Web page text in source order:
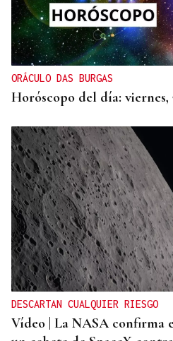
ORÁCULO DAS BURGAS
Horóscopo del día: viernes,
DESCARTAN CUALQUIER RIESGO
Vídeo | La NASA confirma